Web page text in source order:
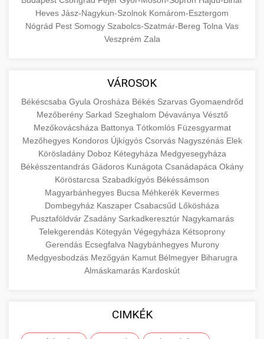
Legjobb Modellek Megtekintése
keresőmotoros rangsorolásának növeléséhez.
Csak fehér kalapú technikák.
minőségi backlink szolgáltatás
📦 5. Termékek és
Szolgáltatások
+
közgazdaságtanban és az üzleti életben.
kategóriákat.
en.wikipedia.org gazdasági koncepciók
Információk az EU finanszírozási
lehetőségeiről, pályázatokról és pénzügyi
támogatási programokról. Maradjon tájékozott
a vállalkozások és projektek számára elérhető
forrásokról.
kozter.com - EU-s pénzek
EU pályázati programok
🚀 7. SEO Ügynökség +
Szakértő keresőmotor-optimalizálási
szolgáltatások webhelye láthatóságának és
organikus forgalmának javításához. Technikai
SEO, tartalom optimalizálás és még sok más.
onlinemarketing101.biz
keresési optimalizálási szakértők
💎 8. Mellplasztika +
Professzionális mellnagyobbítási szolgáltatások
tapasztalt sebészekkel. Tudjon meg többet az
eljárásokról, a gyógyulásról és a konzultációs
lehetőségekről az esztétikai fejlesztéshez.
szeptest.com kozmetikai mellsebészet
✨ 9. Hasplasztika +
Szakértő hasplasztikai eljárások laposabb,
feszesebb has eléréséhez. Konzultáció
minősített plasztikai sebészekkel és átfogó
szeptest.com has kontúrozó műtét
👁️ 10. Szemhéjplasztika +
megjelenése frissítéséhez. Felső és alsó
szemhéjműtét tapasztalt kozmetikai
sebészekkel.
📈 11. Paciensek Számának
Heves Jász-Nagykun-Szolnok Komárom-Esztergom
Nógrád Pest Somogy Szabolcs-Szatmár-Bereg Tolna Vas
Veszprém Zala
VÁROSOK
Békéscsaba Gyula Orosháza Békés Szarvas Gyomaendrőd
Mezőberény Sarkad Szeghalom Dévaványa Vésztő
Mezőkovácsháza Battonya Tótkomlós Füzesgyarmat
Mezőhegyes Kondoros Újkígyós Csorvás Nagyszénás Elek
Körösladány Doboz Kétegyháza Medgyesegyháza
Békésszentandrás Gádoros Kunágota Csanádapáca Okány
Köröstarcsa Szabadkígyós Békéssámson
Magyarbánhegyes Bucsa Méhkerék Kevermes
Dombegyház Kaszaper Csabacsűd Lőkösháza
Pusztaföldvár Zsadány Sarkadkeresztúr Nagykamarás
Telekgerendás Kötegyán Végegyháza Kétsoprony
Gerendás Ecsegfalva Nagybánhegyes Murony
Medgyesbodzás Mezőgyán Kamut Bélmegyer Biharugra
Almáskamarás Kardoskút
CIMKÉK